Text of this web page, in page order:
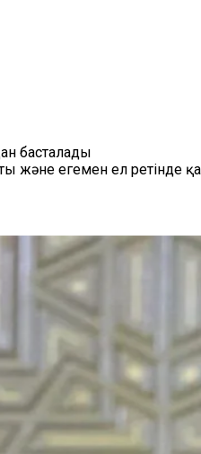
басталады
және егемен ел ретінде